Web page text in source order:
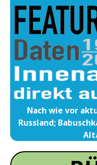
Nach wie vor
Russland;